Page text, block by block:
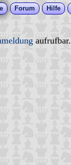
Forum Hilfe
aufrufbar.